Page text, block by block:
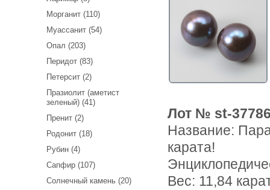
Морганит (110)
Муассанит (54)
Опал (203)
Перидот (83)
Петерсит (2)
Празиолит (аметист
зеленый) (41)
Пренит (2)
Родонит (18)
Рубин (4)
Сапфир (107)
Солнечный камень (20)
Лот № st-
Название:
карата!
Вес: 11,84